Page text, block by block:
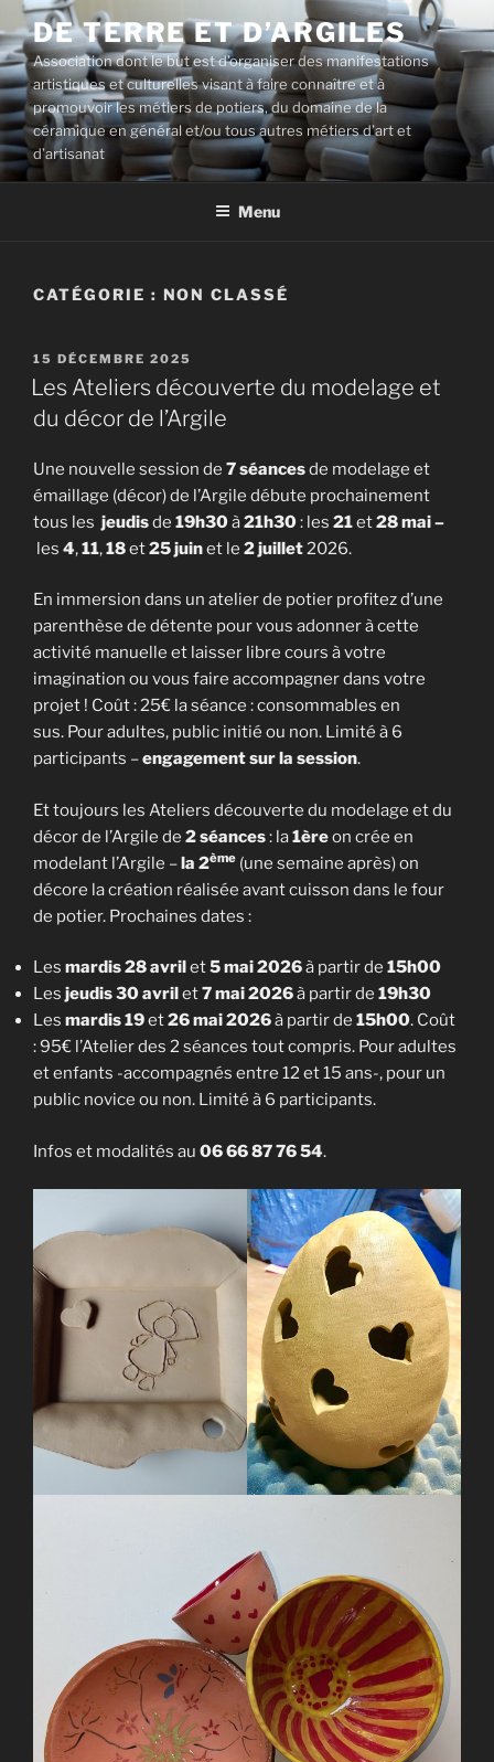
Aller
au
contenu
principal
DE TERRE ET D’ARGILES
Association dont le but est d’organiser des manifestations
artistiques et culturelles visant à faire connaître et à
promouvoir les métiers de potiers, du domaine de la
céramique en général et/ou tous autres métiers d’art et
d’artisanat
Menu
CATÉGORIE : NON CLASSÉ
PUBLIÉ
LE
15 DÉCEMBRE 2025
Les Ateliers découverte du modelage et
du décor de l’Argile
Une nouvelle session de 7 séancesde modelage et
émaillage (décor) de l’Argile débute prochainement
tous les jeudisde 19h30à21h30: les 21et28 mai –
les 4,11,18et25 juinet le 2 juillet2026.
En immersion dans un atelier de potier profitez d’une
parenthèse de détente pour vous adonner à cette
activité manuelle et laisser libre cours à votre
imagination ou vous faire accompagner dans votre
projet ! Coût : 25€ la séance : consommables en
sus. Pour adultes, public initié ou non. Limité à 6
participants –engagement sur la session.
Et toujours les Ateliers découverte du modelage et du
décor de l’Argile de 2 séances: la1èreon crée en
modelant l’Argile –la 2ème (une semaine après) on
décore la création réalisée avant cuisson dans le four
de potier. Prochaines dates :
Les mardis 28 avrilet5 mai 2026à partir de 15h00
Les jeudis 30 avrilet7 mai 2026à partir de 19h30
Les mardis 19et26mai2026à partir de 15h00. Coût
: 95€ l’Atelier des 2 séances tout compris. Pour adultes
et enfants -accompagnés entre 12 et 15 ans-, pour un
public novice ou non. Limité à 6 participants.
Infos et modalités au 06 66 87 76 54.